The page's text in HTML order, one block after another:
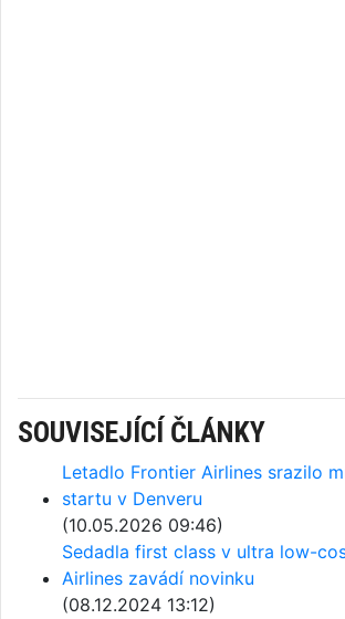
SOUVISEJÍCÍ ČLÁNKY
Letadlo Frontier Airlines srazilo
startu v Denveru
(10.05.2026 09:46)
Sedadla first class v ultra low-
Airlines zavádí novinku
(08.12.2024 13:12)